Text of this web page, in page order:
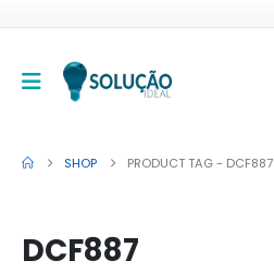
SHOP PRODUCT TAG - DCF887
DCF887